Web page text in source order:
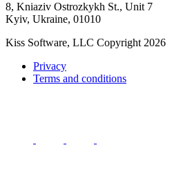
8, Kniaziv Ostrozkykh St., Unit 7
Kyiv, Ukraine, 01010
Kiss Software, LLC Copyright 2026
Privacy
Terms and conditions